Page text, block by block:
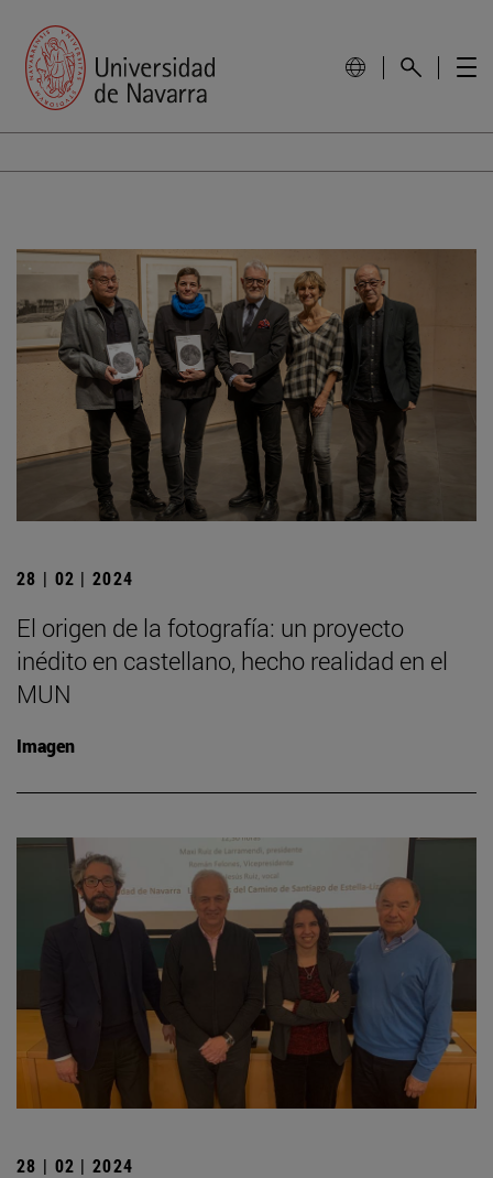
28 | 02 | 2024
El origen de la fotografía: un proyecto
inédito en castellano, hecho realidad en el
MUN
Imagen
28 | 02 | 2024